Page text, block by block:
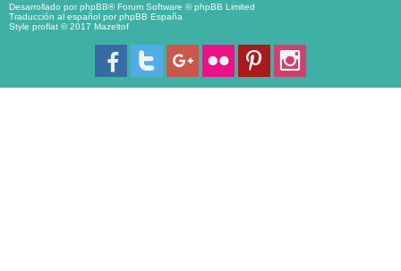
Desarrollado porphpBB® Forum Software © phpBB Limited
Traducción al español porphpBB España
Style proflat © 2017 Mazeltof